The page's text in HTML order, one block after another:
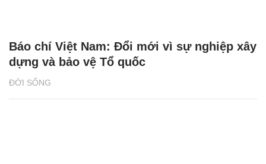
ĐỜI SỐNG
Báo chí Việt Nam: Đổi mới vì sự nghiệp xây
dựng và bảo vệ Tổ quốc